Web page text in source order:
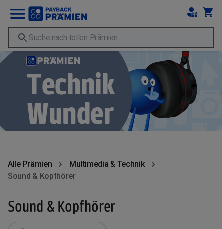
Alle Prämien
Multimedia & Technik
Sound & Kopfhörer
Sound & Kopfhörer